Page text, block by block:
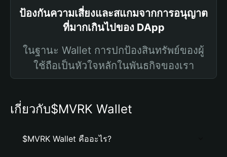
ป้องกันความเสี่ยงและสแกมจากการอนุญาต
ที่มากเกินไปของ DApp
ในฐานะ Wallet การปกป้องสินทรัพย์ของผู้
ใช้ถือเป็นหัวใจหลักในพันธกิจของเรา
เกี่ยวกับ$MVRK Wallet
$MVRK Wallet คืออะไร?